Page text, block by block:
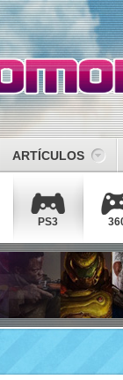
ARTÍCULOS
PS3